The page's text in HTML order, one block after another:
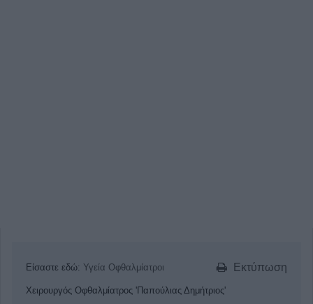
Εκτύπωση
Είσαστε εδώ: Υγεία Οφθαλμίατροι
Χειρουργός Οφθαλμίατρος 'Παπούλιας Δημήτριος'